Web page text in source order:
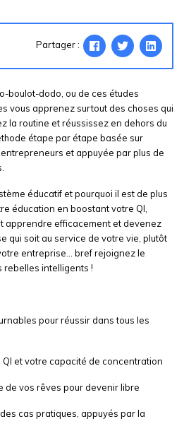
Partager :
boulot-dodo, ou de ces études
vous apprenez surtout des choses qui
la routine et réussissez en dehors du
étape par étape basée sur
et appuyée par plus de
éducatif et pourquoi il est de plus
éducation en boostant votre QI,
apprendre efficacement et devenez
qui soit au service de votre vie, plutôt
entreprise… bref rejoignez le
rebelles intelligents !
pour réussir dans tous les
et votre capacité de concentration
de vos rêves pour devenir libre
cas pratiques, appuyés par la